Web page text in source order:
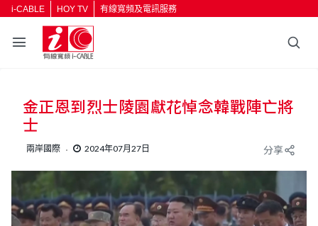
i-CABLE HOY TV 有線寬頻及電訊服務
金正恩到烈士陵園獻花悼念韓戰陣亡將
士
兩岸國際 2024年07月27日 分享